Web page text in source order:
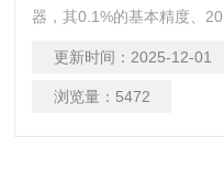
器，其0.1%的基本精度、
声器、谐振器、电感器、
管、变压器等进行诸多电
更新时间： 2025-12-01
浏览量： 5472